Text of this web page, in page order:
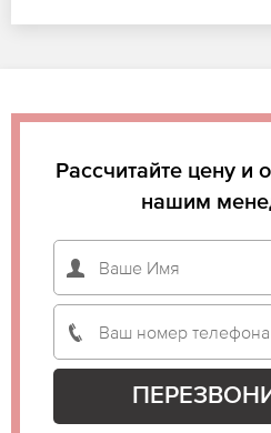
Рассчитайте цену и
нашим